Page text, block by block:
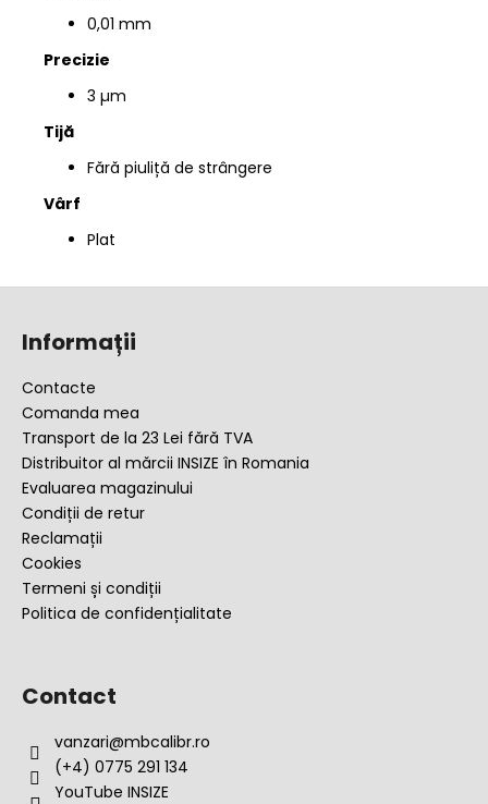
0,01 mm
Precizie
3 µm
Tijă
Fără piuliță de strângere
Vârf
Plat
Informații
Contacte
Comanda mea
Transport de la 23 Lei fără TVA
Distribuitor al mărcii INSIZE în Romania
Evaluarea magazinului
Condiții de retur
Reclamații
Cookies
Termeni și condiții
Politica de confidențialitate
Contact
vanzari@mbcalibr.ro
(+4) 0775 291 134
YouTube INSIZE